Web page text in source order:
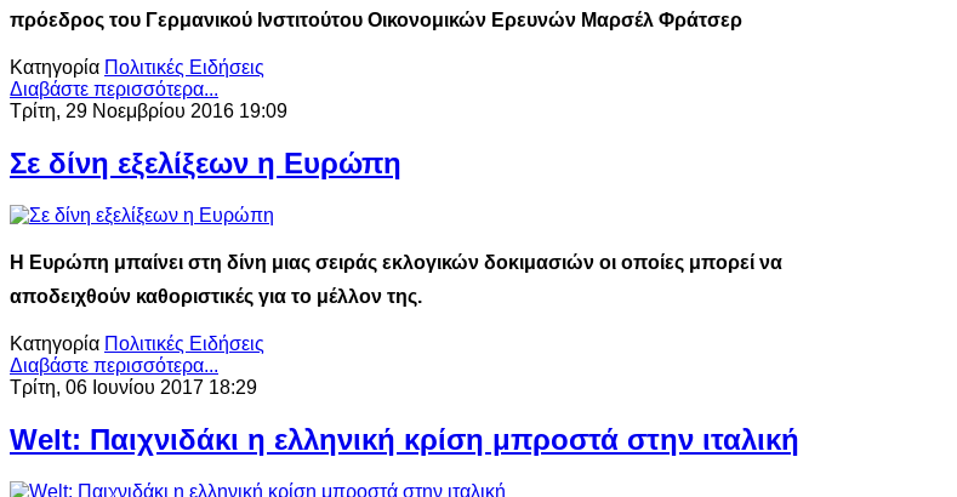
πρόεδρος του Γερμανικού Ινστιτούτου Οικονομικών Ερευνών Μαρσέλ Φράτσερ
Κατηγορία Πολιτικές Ειδήσεις
Διαβάστε περισσότερα...
Τρίτη, 29 Νοεμβρίου 2016 19:09
Σε δίνη εξελίξεων η Ευρώπη
Η Ευρώπη μπαίνει στη δίνη μιας σειράς εκλογικών δοκιμασιών οι οποίες μπορεί να
αποδειχθούν καθοριστικές για το μέλλον της.
Κατηγορία Πολιτικές Ειδήσεις
Διαβάστε περισσότερα...
Τρίτη, 06 Ιουνίου 2017 18:29
Welt: Παιχνιδάκι η ελληνική κρίση μπροστά στην ιταλική